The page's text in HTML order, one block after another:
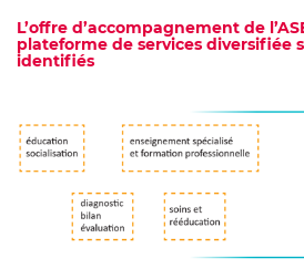
L’offre d’accompagnement de
plateforme de services diversifiée
identifiés